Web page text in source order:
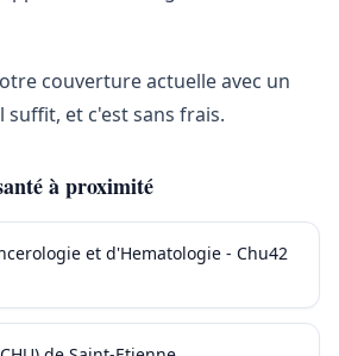
couverture actuelle avec un
suffit, et c'est sans frais.
à proximité
et d'Hematologie - Chu42